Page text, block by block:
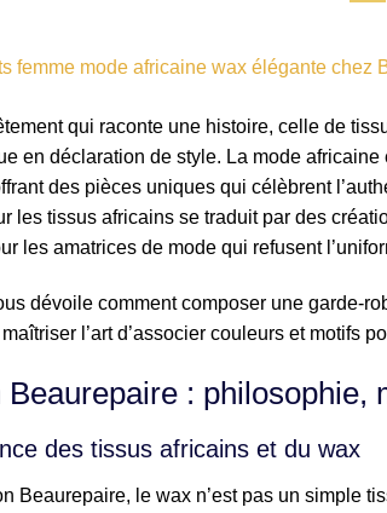
qui raconte une histoire, celle de
en déclaration de style. La mode
des pièces uniques qui célèbrent
les tissus africains se traduit par des
les amatrices de mode qui refusent
dévoile comment composer une garde-
l’art d’associer couleurs et motifs
Beaurepaire : philosophie,
des tissus africains et du wax
Beaurepaire, le wax n’est pas un simple